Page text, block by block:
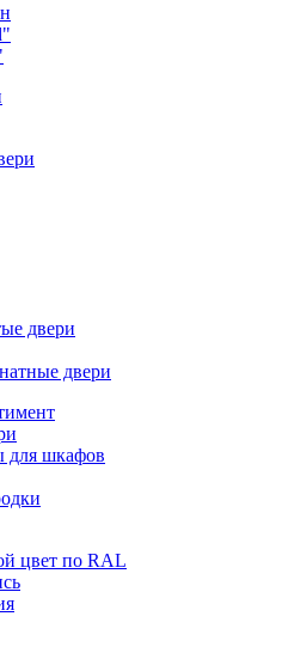
двери
двери
для шкафов
цвет по RAL